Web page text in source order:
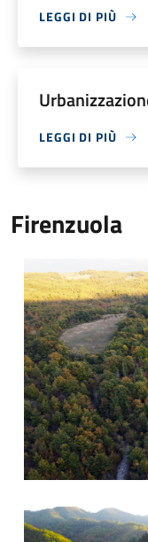
LEGGI DI PIÙ
LEGGI DI PIÙ
Firenzuola
Strada Badia di
Firenzuola